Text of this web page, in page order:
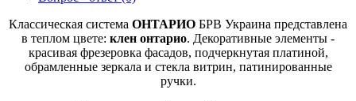
Классическая система ОНТАРИО БРВ Украина представлена
в теплом цвете: клен онтарио. Декоративные элементы -
красивая фрезеровка фасадов, подчеркнутая платиной,
обрамленные зеркала и стекла витрин, патинированные
ручки.